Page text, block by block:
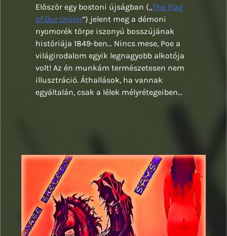
Először egy bostoni újságban („The Flag
of Our Union”) jelent meg a démoni
nyomorék törpe iszonyú bosszújának
históriája 1849-ben… Nincs mese, Poe a
világirodalom egyik legnagyobb alkotója
volt! Az én munkám természetesen nem
illusztráció. Áthallások, ha vannak
egyáltalán, csak a lélek mélyrétegeiben…